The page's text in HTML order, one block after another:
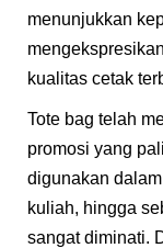
menunjukkan
kualitas cetak
Tote bag telah
promosi yang
digunakan
kuliah, hingga
sangat diminati.